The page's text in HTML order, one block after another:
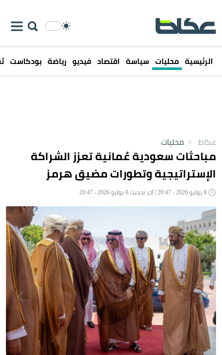
الرئيسية محليات سياسة اقتصاد فيديو رياضة بودكاست
عكاظ > محليات
مباحثات سعودية عُمانية تعزز الشراكة
الإستراتيجية وتطورات مضيق هرمز